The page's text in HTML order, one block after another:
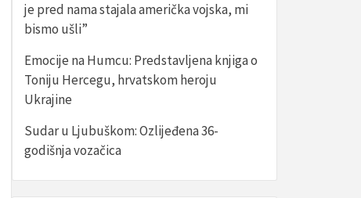
je pred nama stajala američka vojska, mi
bismo ušli”
Emocije na Humcu: Predstavljena knjiga o
Toniju Hercegu, hrvatskom heroju
Ukrajine
Sudar u Ljubuškom: Ozlijeđena 36-
godišnja vozačica